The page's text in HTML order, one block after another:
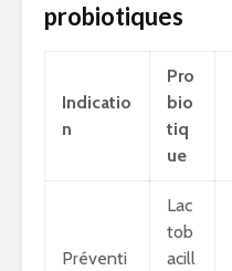
probiotiques
Indicatio
n
Pro
bio
tiq
ue
Préventi
Lac
tob
acill